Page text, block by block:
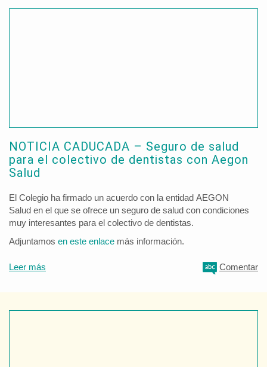
NOTICIA CADUCADA – Seguro de salud
para el colectivo de dentistas con Aegon
Salud
El Colegio ha firmado un acuerdo con la entidad AEGON
Salud en el que se ofrece un seguro de salud con condiciones
muy interesantes para el colectivo de dentistas.
Adjuntamos en este enlace más información.
Leer más Comentar